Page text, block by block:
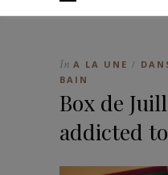
In A LA UNE /
BAIN
Box de
addicted